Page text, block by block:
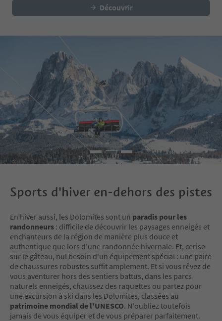
Découvrir
Sports d'hiver en-dehors des pistes
En hiver aussi, les Dolomites sont un paradis pour les
randonneurs : difficile de découvrir les paysages enneigés et
enchanteurs de la région de manière plus douce et
authentique que lors d'une randonnée hivernale. Et, cerise
sur le gâteau, nul besoin d'un équipement spécial : une paire
de chaussures robustes suffit amplement. Et si vous rêvez de
vous aventurer hors des sentiers battus, dans les parcs
naturels enneigés, chaussez des raquettes ou partez pour
une excursion à ski dans les Dolomites, classées au
patrimoine mondial de l'UNESCO. N'oubliez toutefois
jamais de vous équiper et de vous préparer parfaitement.